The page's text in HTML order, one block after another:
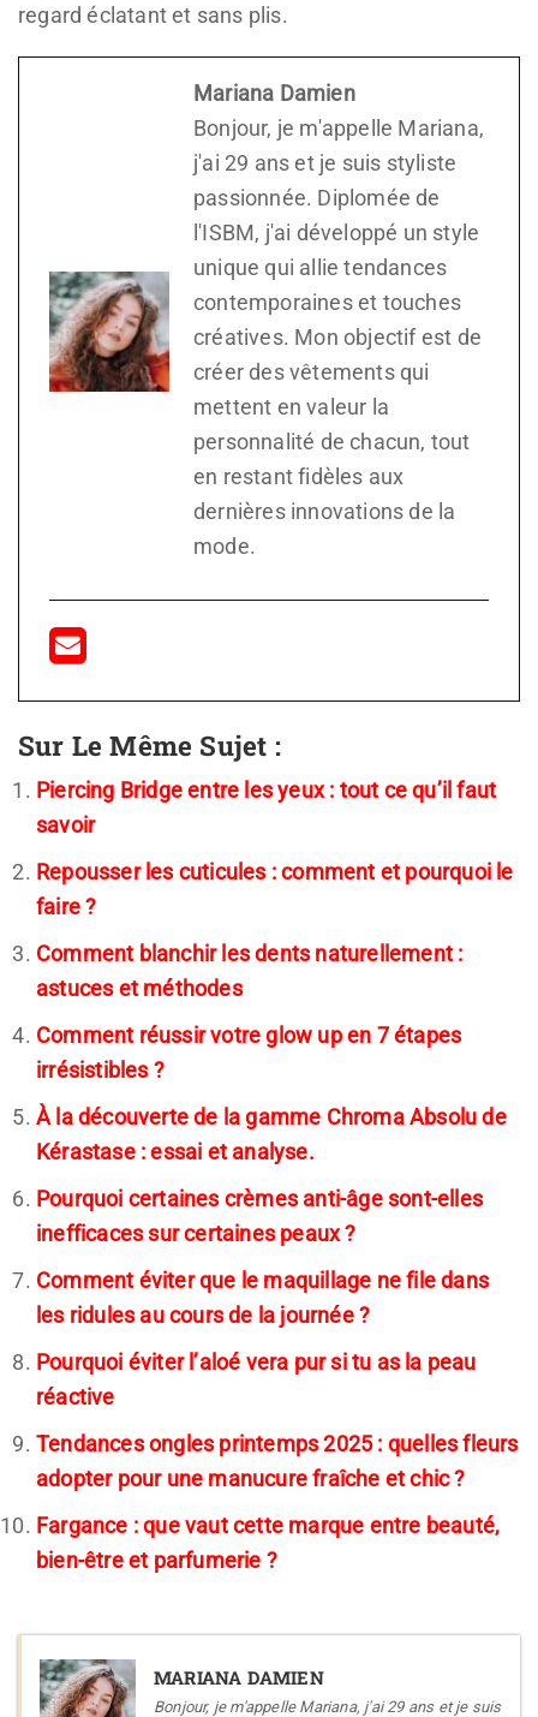
regard éclatant et sans plis.
Mariana Damien
Bonjour, je m'appelle Mariana,
j'ai 29 ans et je suis styliste
passionnée. Diplomée de
l'ISBM, j'ai développé un style
unique qui allie tendances
contemporaines et touches
créatives. Mon objectif est de
créer des vêtements qui
mettent en valeur la
personnalité de chacun, tout
en restant fidèles aux
dernières innovations de la
mode.
Sur Le Même Sujet :
Piercing Bridge entre les yeux : tout ce qu’il faut
savoir
Repousser les cuticules : comment et pourquoi le
faire ?
Comment blanchir les dents naturellement :
astuces et méthodes
Comment réussir votre glow up en 7 étapes
irrésistibles ?
À la découverte de la gamme Chroma Absolu de
Kérastase : essai et analyse.
Pourquoi certaines crèmes anti-âge sont-elles
inefficaces sur certaines peaux ?
Comment éviter que le maquillage ne file dans
les ridules au cours de la journée ?
Pourquoi éviter l’aloé vera pur si tu as la peau
réactive
Tendances ongles printemps 2025 : quelles fleurs
adopter pour une manucure fraîche et chic ?
Fargance : que vaut cette marque entre beauté,
bien-être et parfumerie ?
MARIANA DAMIEN
Bonjour, je m'appelle Mariana, j'ai 29 ans et je suis